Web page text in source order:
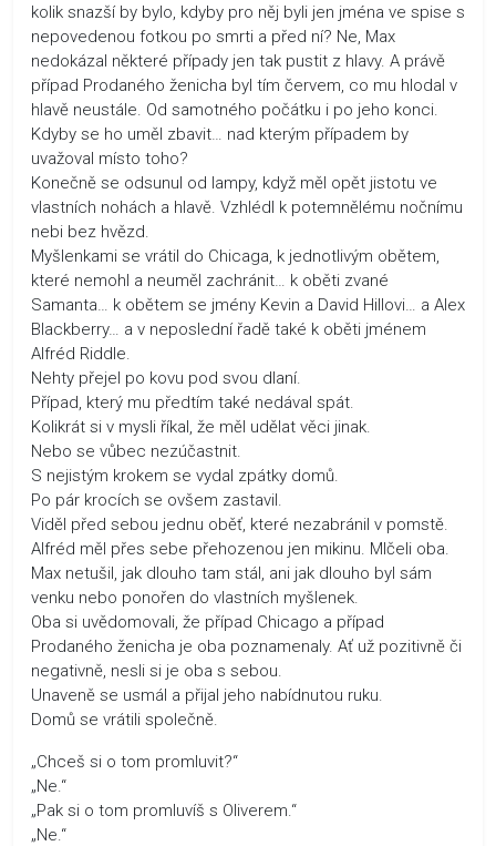
kolik snazší by bylo, kdyby pro něj byli jen jména ve spise s
nepovedenou fotkou po smrti a před ní? Ne, Max
nedokázal některé případy jen tak pustit z hlavy. A právě
případ Prodaného ženicha byl tím červem, co mu hlodal v
hlavě neustále. Od samotného počátku i po jeho konci.
Kdyby se ho uměl zbavit… nad kterým případem by
uvažoval místo toho?
Konečně se odsunul od lampy, když měl opět jistotu ve
vlastních nohách a hlavě. Vzhlédl k potemnělému nočnímu
nebi bez hvězd.
Myšlenkami se vrátil do Chicaga, k jednotlivým obětem,
které nemohl a neuměl zachránit… k oběti zvané
Samanta… k obětem se jmény Kevin a David Hillovi… a Alex
Blackberry… a v neposlední řadě také k oběti jménem
Alfréd Riddle.
Nehty přejel po kovu pod svou dlaní.
Případ, který mu předtím také nedával spát.
Kolikrát si v mysli říkal, že měl udělat věci jinak.
Nebo se vůbec nezúčastnit.
S nejistým krokem se vydal zpátky domů.
Po pár krocích se ovšem zastavil.
Viděl před sebou jednu oběť, které nezabránil v pomstě.
Alfréd měl přes sebe přehozenou jen mikinu. Mlčeli oba.
Max netušil, jak dlouho tam stál, ani jak dlouho byl sám
venku nebo ponořen do vlastních myšlenek.
Oba si uvědomovali, že případ Chicago a případ
Prodaného ženicha je oba poznamenaly. Ať už pozitivně či
negativně, nesli si je oba s sebou.
Unaveně se usmál a přijal jeho nabídnutou ruku.
Domů se vrátili společně.
„Chceš si o tom promluvit?“
„Ne.“
„Pak si o tom promluvíš s Oliverem.“
„Ne.“